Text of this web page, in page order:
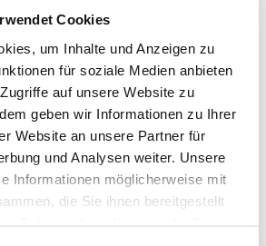
Cookies
um Inhalte und Anzeigen zu
für soziale Medien anbieten
auf unsere Website zu
geben wir Informationen zu Ihrer
Website an unsere Partner für
und Analysen weiter. Unsere
Informationen möglicherweise mit
die Sie ihnen bereitgestellt
IN DEN WARENKORB